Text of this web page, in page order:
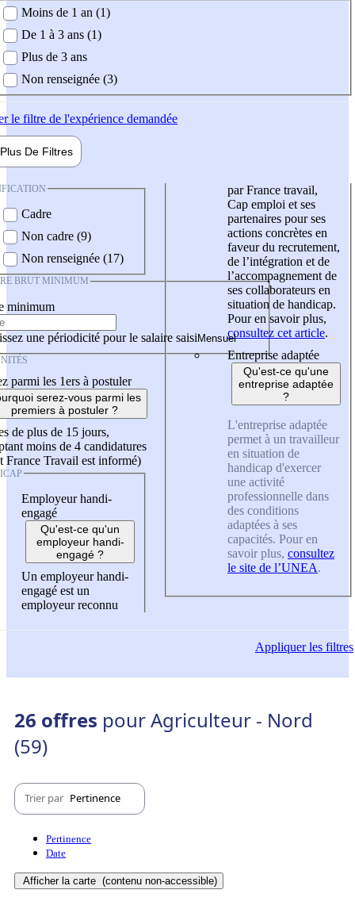
demandée
Moins de 1 an (1)
De 1 à 3 ans (1)
Plus de 3 ans
Non renseignée (3)
le filtre de l'expérience demandée
Plus De Filtres
Cadre
Non cadre (9)
Non renseignée (17)
BRUT MINIMUM
minimum
une périodicité pour le salaire saisi
parmi les 1ers à postuler
serez-vous parmi les
premiers à postuler ?
de plus de 15 jours,
moins de 4 candidatures
France Travail est informé)
Employeur handi-
engagé
Qu'est-ce qu'un
employeur handi-
engagé ?
Un employeur handi-
engagé est un
employeur reconnu
par France travail,
Cap emploi et ses
partenaires pour ses
actions concrètes en
faveur du recrutement,
de l’intégration et de
l’accompagnement de
ses collaborateurs en
situation de handicap.
Pour en savoir plus,
consultez cet article.
Entreprise adaptée
Qu'est-ce qu'une
entreprise adaptée
?
L'entreprise adaptée
permet à un travailleur
en situation de
handicap d'exercer
une activité
professionnelle dans
des conditions
adaptées à ses
capacités. Pour en
savoir plus, consultez
le site de l’UNEA.
Appliquerles filtres
26 offres pour Agriculteur - Nord
(59)
Trier par Pertinence
Pertinence
Date
Afficher la carte (contenu non-accessible)